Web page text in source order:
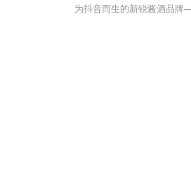
为抖音而生的新锐酱酒品